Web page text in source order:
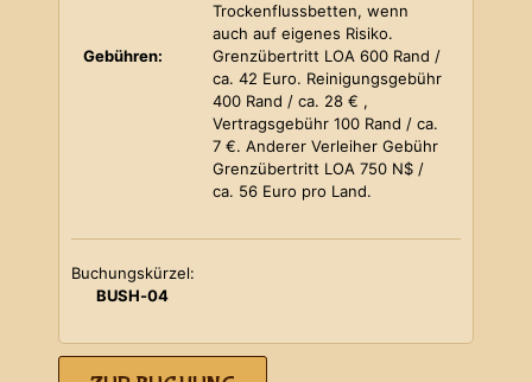
Trockenflussbetten, wenn
auch auf eigenes Risiko.
Gebühren:
Grenzübertritt LOA 600 Rand /
ca. 42 Euro. Reinigungsgebühr
400 Rand / ca. 28 € ,
Vertragsgebühr 100 Rand / ca.
7 €. Anderer Verleiher Gebühr
Grenzübertritt LOA 750 N$ /
ca. 56 Euro pro Land.
Buchungskürzel:
BUSH-04